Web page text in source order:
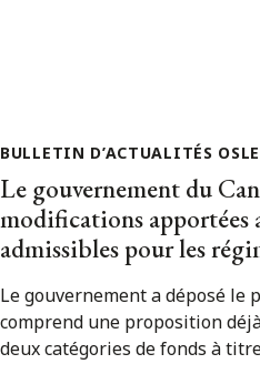
BULLETIN D’ACTUALITÉS
Le gouvernement du
modifications apportées
admissibles pour les
Le gouvernement a déposé le
comprend une proposition
deux catégories de fonds à